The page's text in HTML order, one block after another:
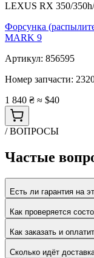
LEXUS RX 350/
Форсунка
MARK 9
Артикул: 856595
Номер запчасти:
1 840 ₴ ≈ $40
/ ВОПРОСЫ
Частые
Есть ли гарантия на
Как проверяется
Как заказать и
Сколько идёт